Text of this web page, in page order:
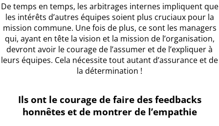
De temps en temps, les arbitrages internes impliquent que
les intérêts d’autres équipes soient plus cruciaux pour la
mission commune. Une fois de plus, ce sont les managers
qui, ayant en tête la vision et la mission de l’organisation,
devront avoir le courage de l’assumer et de l’expliquer à
leurs équipes. Cela nécessite tout autant d’assurance et de
la détermination !
Ils ont le courage de faire des feedbacks
honnêtes et de montrer de l’empathie